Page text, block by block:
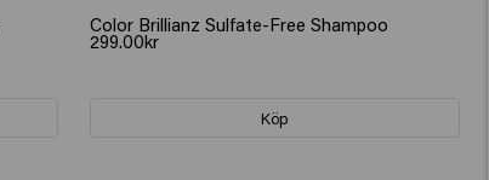
Color Brillianz Sulfate-Free Shampoo
299.00kr
Köp